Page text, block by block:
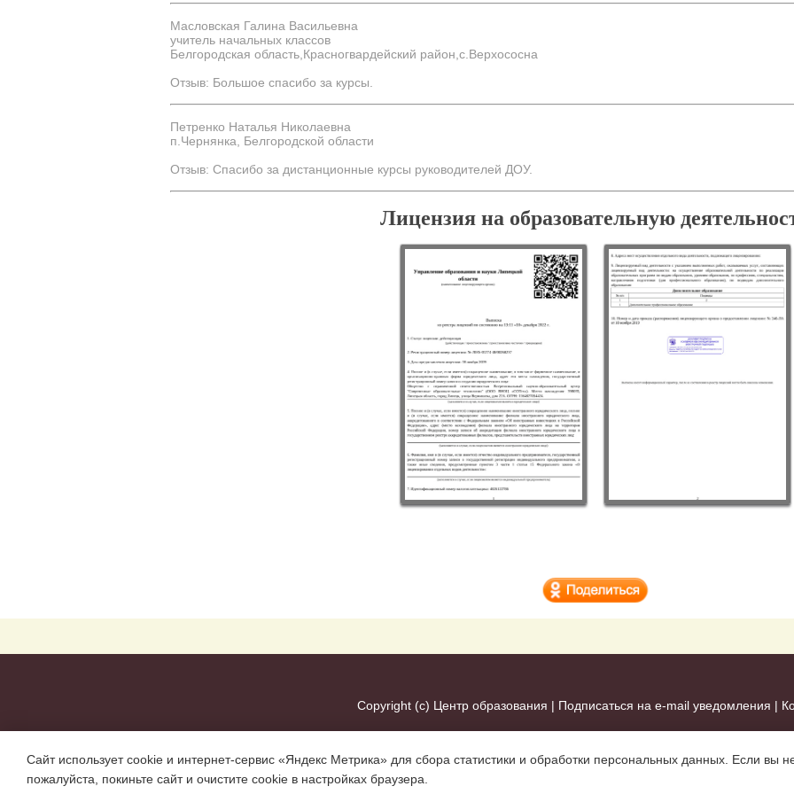
Масловская Галина Васильевна
учитель начальных классов
Белгородская область,Красногвардейский район,с.Верхососна
Отзыв: Большое спасибо за курсы.
Петренко Наталья Николаевна
п.Чернянка, Белгородской области
Отзыв: Спасибо за дистанционные курсы руководителей ДОУ.
Лицензия на образовательную
Copyright (c) Центр образования | Подписаться на e-mail уведомления |
Сайт использует cookie и интернет-сервис «Яндекс Метрика» для сбора статистики и обработки персональных данных. Если вы
пожалуйста, покиньте сайт и очистите cookie в настройках браузера.